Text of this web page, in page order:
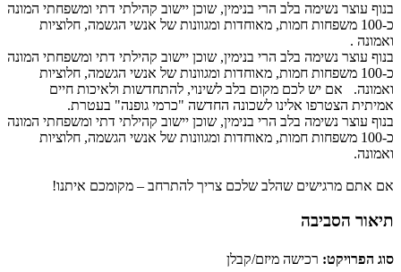
בנוף עוצר נשימה בלב הרי בנימין, שוכן יישוב קהילתי דתי ומשפחתי המונה
כ-100 משפחות חמות, מאוחדות ומגוונות של אנשי הגשמה, חלוציות
ואמונה .
בנוף עוצר נשימה בלב הרי בנימין, שוכן יישוב קהילתי דתי ומשפחתי המונה
כ-100 משפחות חמות, מאוחדות ומגוונות של אנשי הגשמה, חלוציות
ואמונה. אם יש לכם מקום בלב לשינוי, להתחדשות ולאיכות חיים
אמיתית הצטרפו אלינו לשכונה החדשה "כרמי גופנה" בעטרת.
בנוף עוצר נשימה בלב הרי בנימין, שוכן יישוב קהילתי דתי ומשפחתי המונה
כ-100 משפחות חמות, מאוחדות ומגוונות של אנשי הגשמה, חלוציות
ואמונה.
אם אתם מרגישים שהלב שלכם צריך להתרחב – מקומכם איתנו!
תיאור הסביבה
סוג הפרויקט: רכישה מיזם/קבלן